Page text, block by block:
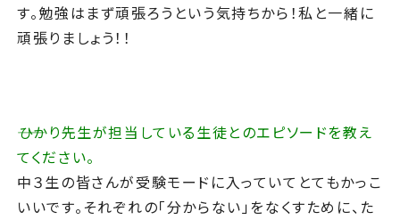
す。勉強はまず頑張ろうという気持ちから！私と一緒に
頑張りましょう！！
――ひかり先生が担当している生徒とのエピソードを教え
てください。
中３生の皆さんが受験モードに入っていてとてもかっこ
いいです。それぞれの「分からない」をなくすために、た